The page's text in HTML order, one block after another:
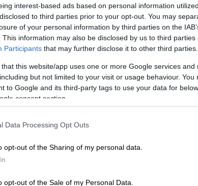
interest-based ads based on personal information
to third parties prior to your opt-out. You may
of your personal information by third parties on the
This information may also be disclosed by us to third parties
Participants that may further disclose it to other third parties.
that this website/app uses one or more Google services
but not limited to your visit or usage behaviour. You
to Google and its third-party tags to use your data for
consent section.
Data Processing Opt Outs
opt-out of the Sharing of my personal data.
opt-out of the Sale of my Personal Data.
το ΕΘΝΟΣ στη Google
μια διαμαρτυρία κατά τη